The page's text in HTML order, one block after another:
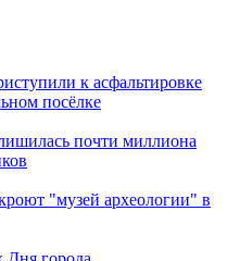
к асфальтировке
посёлке
почти миллиона
"музей археологии" в